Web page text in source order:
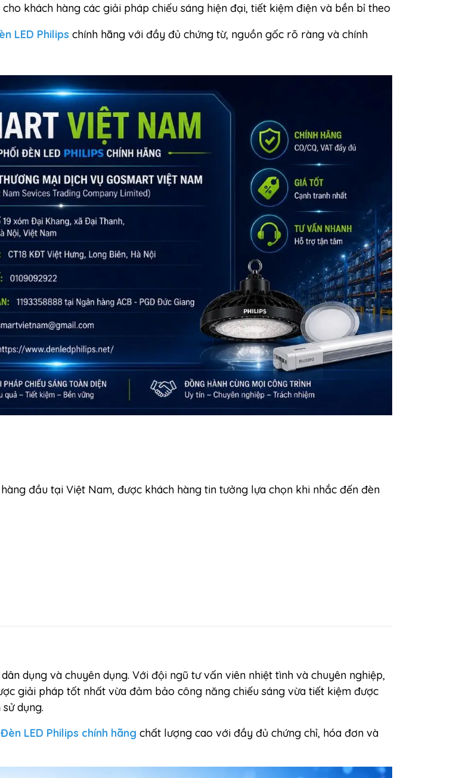
khách hàng các giải pháp chiếu sáng hiện đại, tiết kiệm điện và bền bỉ theo
LED Philips chính hãng với đầy đủ chứng từ, nguồn gốc rõ ràng và chính
đầu tại Việt Nam, được khách hàng tin tưởng lựa chọn khi nhắc đến đèn
dụng và chuyên dụng. Với đội ngũ tư vấn viên nhiệt tình và chuyên nghiệp,
giải pháp tốt nhất vừa đảm bảo công năng chiếu sáng vừa tiết kiệm được
dụng.
LED Philips chính hãng chất lượng cao với đầy đủ chứng chỉ, hóa đơn và